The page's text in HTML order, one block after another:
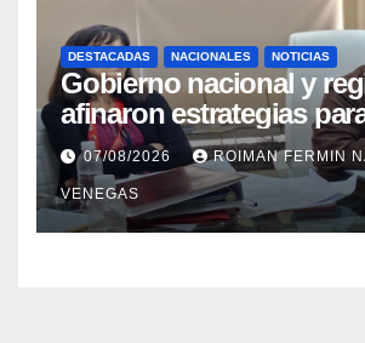
DESTACADAS NACIONALES NOTICIAS
Gobierno nacional y
afinaron estrategias
la vacunación
estado Zulia
07/08/2026 ROIMAN FERMIN
VENEGAS